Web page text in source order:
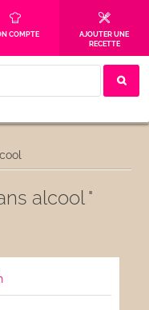
COMPTE
AJOUTER UNE
RECETTE
alcool "